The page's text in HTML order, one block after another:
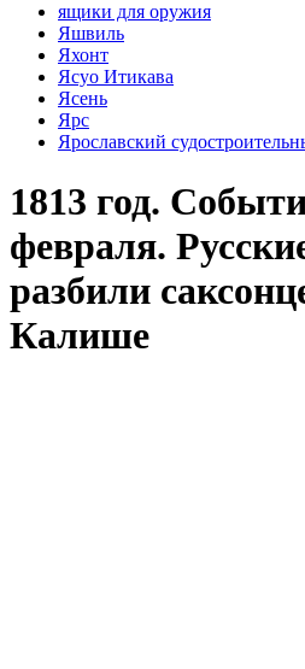
ящики для оружия
Яшвиль
Яхонт
Ясуо Итикава
Ясень
Ярс
Ярославский
1813 год.
февраля.
разбили
Калише